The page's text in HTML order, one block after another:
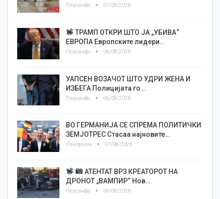
Плусинфо 07/08/2026
ТРАМП ОТКРИ ШТО ЈА „УБИВА“
ЕВРОПА Европските лидери…
Плусинфо 06/08/2026
УАПСЕН ВОЗАЧОТ ШТО УДРИ ЖЕНА И
ИЗБЕГА Полицијата го…
Плусинфо 06/08/2026
ВО ГЕРМАНИЈА СЕ СПРЕМА ПОЛИТИЧКИ
ЗЕМЈОТРЕС Стасаа најновите…
Панорама 07/08/2026
АТЕНТАТ ВРЗ КРЕАТОРОТ НА
ДРОНОТ „ВАМПИР“ Нов…
Плусинфо 06/08/2026